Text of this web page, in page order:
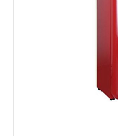
Barfach entnehmen.
modernes Design
Abtauautomatik